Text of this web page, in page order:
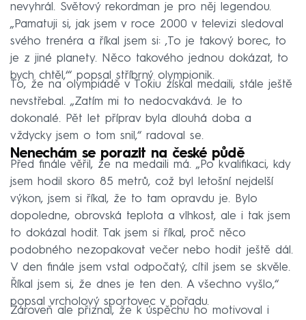
nevyhrál. Světový rekordman je pro něj legendou.
„Pamatuji si, jak jsem v roce 2000 v televizi sledoval
svého trenéra a říkal jsem si: ‚To je takový borec, to
je z jiné planety. Něco takového jednou dokázat, to
bych chtěl,‘“ popsal stříbrný olympionik.
To, že na olympiádě v Tokiu získal medaili, stále ještě
nevstřebal. „Zatím mi to nedocvakává. Je to
dokonalé. Pět let příprav byla dlouhá doba a
vždycky jsem o tom snil,“ radoval se.
Nenechám se porazit na české půdě
Před finále věřil, že na medaili má. „Po kvalifikaci, kdy
jsem hodil skoro 85 metrů, což byl letošní nejdelší
výkon, jsem si říkal, že to tam opravdu je. Bylo
dopoledne, obrovská teplota a vlhkost, ale i tak jsem
to dokázal hodit. Tak jsem si říkal, proč něco
podobného nezopakovat večer nebo hodit ještě dál.
V den finále jsem vstal odpočatý, cítil jsem se skvěle.
Říkal jsem si, že dnes je ten den. A všechno vyšlo,“
popsal vrcholový sportovec v pořadu.
Zároveň ale přiznal, že k úspěchu ho motivoval i